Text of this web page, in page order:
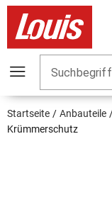
Suchbegriff
Startseite Anbauteile
Krümmerschutz